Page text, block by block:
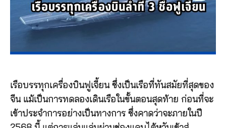
เรือบรรทุกเครื่องบินฟูเจี้ยน ซึ่งเป็นเรือที่ทันสมัยที่สุดของ
จีน แม้เป็นการทดลองเดินเรือในขั้นตอนสุดท้าย ก่อนที่จะ
เข้าประจำการอย่างเป็นทางการ ซึ่งคาดว่าจะภายในปี